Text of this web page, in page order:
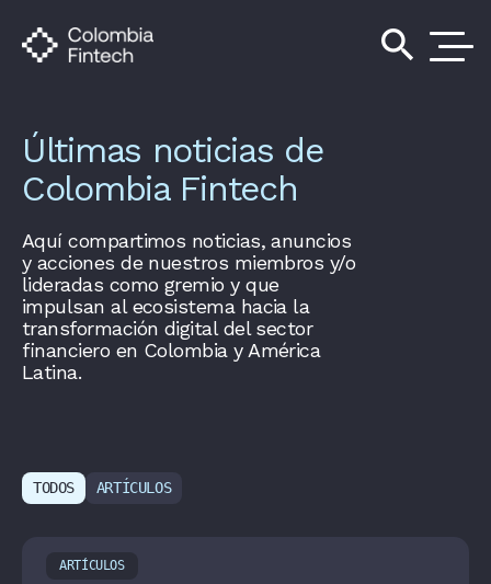
search
Últimas noticias de
Colombia Fintech
Aquí compartimos noticias, anuncios
y acciones de nuestros miembros y/o
lideradas como gremio y que
impulsan al ecosistema hacia la
transformación digital del sector
financiero en Colombia y América
Latina.
TODOS ARTÍCULOS
ARTÍCULOS